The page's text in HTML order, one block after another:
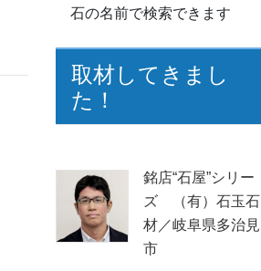
石の名前で検索できます
取材してきまし
た！
銘店“石屋”シリー
ズ （有）石玉石
材／岐阜県多治見
市